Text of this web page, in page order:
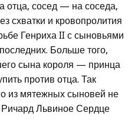
отца, сосед — на соседа,
схватки и кровопролития
Генриха II с сыновьями
Больше того,
сына короля — принца
против отца. Так
из мятежных сыновей не
Ричард Львиное Сердце